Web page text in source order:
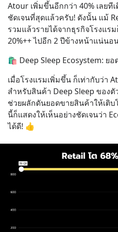
Atour เพิ่มขึ้นอีกกว่า 40% เลยที
ชัดเจนที่สุดแล้วครับ! ดังนั้น แม้
รวมแล้วรายได้จากธุรกิจโรงแร
20%++ ไปอีก 2 ปีข้างหน้าแน่นอ
🛍️ Deep Sleep Ecosystem: ย
เมื่อโรงแรมเพิ่มขึ้น ก็เท่ากับว่า
สำหรับสินค้า Deep Sleep ของตั
ช่วยผลักดันยอดขายสินค้าให้เติบ
นี้ก็แสดงให้เห็นอย่างชัดเจนว่า
ได้ดี! 👍